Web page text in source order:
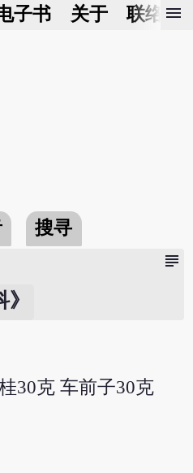
子书 关于 联络我
menu
搜寻
subject
30克 车前子30克